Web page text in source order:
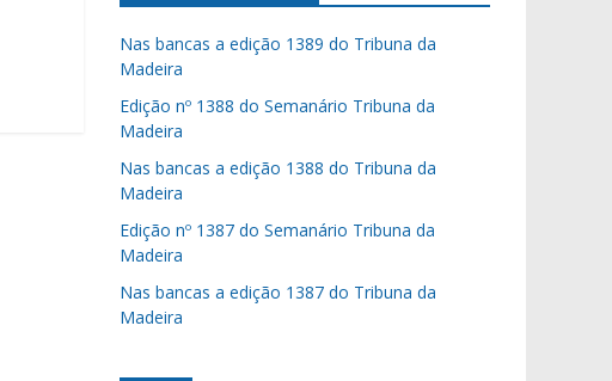
Nas bancas a edição 1389 do Tribuna da
Madeira
Edição nº 1388 do Semanário Tribuna da
Madeira
Nas bancas a edição 1388 do Tribuna da
Madeira
Edição nº 1387 do Semanário Tribuna da
Madeira
Nas bancas a edição 1387 do Tribuna da
Madeira